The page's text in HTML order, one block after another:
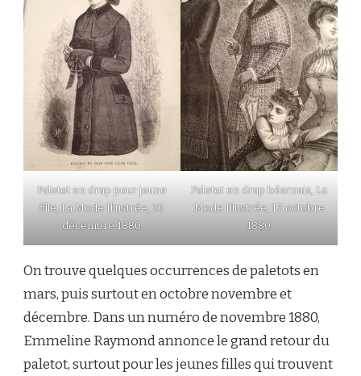
Paletot en drap pour jeune
fille, La Mode Illustrée, 26
décembre 1880.
Paletot en drap béarnais, La
Mode Illustrée, 17 octobre
1880.
On trouve quelques occurrences de paletots en
mars, puis surtout en octobre novembre et
décembre. Dans un numéro de novembre 1880,
Emmeline Raymond annonce le grand retour du
paletot, surtout pour les jeunes filles qui trouvent